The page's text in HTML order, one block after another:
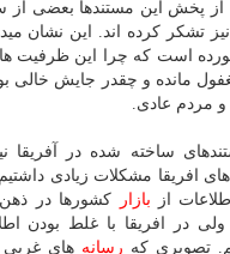
پخش این مستندها بعضی از
نیز تشكر كرده اند. این نشان
است كه چرا این ظرفیت
مانده و چقدر جایش خالی
و مردم عادی.
ساخته شده در آفریقا
افریقا مشكلات زیادی
از بازار
كشورها در
ولی در افریقا با غلط بودن
تصویری كه رسانه های